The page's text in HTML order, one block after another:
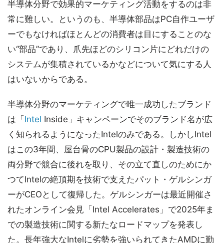
半導体分野で効果的マーケティング活動をするのは非
常に難しい。というのも、半導体部品はPC自作ユーザ
ーでもなければほとんどの消費者は目にすることのな
い“部品”であり、爪先ほどのシリコン片にどれだけの
システムが集積されているかなどについて気にする人
はいないからである。
半導体分野のマーケティングで唯一成功したブランド
は「 Intel Inside」キャンペーンでそのブランド名が広
く知られるようになったIntelのみである。しかしIntel
はこの3年間、屋台骨のCPU製品の設計・製造技術の
両分野で競合に後れを取り、その立て直しのためにか
つてIntelの絶頂期を技術で支えたパット・ゲルシンガ
ーがCEOとして復帰した。ゲルシンガーは最近開催さ
れたオンライン会見「Intel Accelerates」で2025年ま
での製造技術に関する新たなロードマップを発表し
た。長年強大なIntelに劣勢を強いられてきたAMDに勤